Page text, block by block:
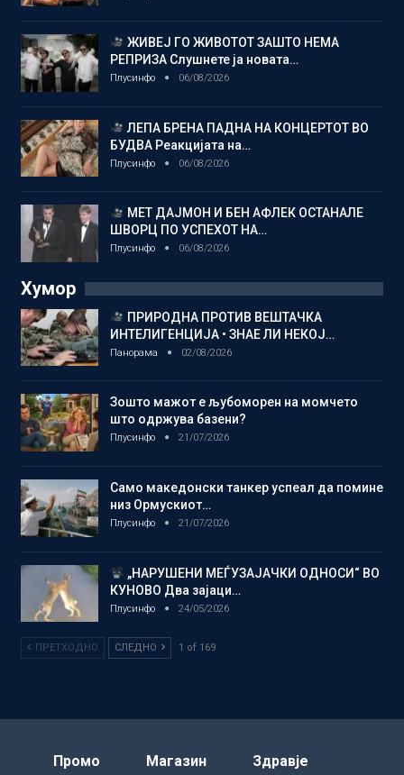
ЖИВЕЈ ГО ЖИВОТОТ ЗАШТО НЕМА
РЕПРИЗА Слушнете ја новата…
Плусинфо 06/08/2026
ЛЕПА БРЕНА ПАДНА НА КОНЦЕРТОТ ВО
БУДВА Реакцијата на…
Плусинфо 06/08/2026
МЕТ ДАЈМОН И БЕН АФЛЕК ОСТАНАЛЕ
ШВОРЦ ПО УСПЕХОТ НА…
Плусинфо 06/08/2026
Хумор
ПРИРОДНА ПРОТИВ ВЕШТАЧКА
ИНТЕЛИГЕНЦИЈА • ЗНАЕ ЛИ НЕКОЈ…
Панорама 02/08/2026
Зошто мажот е љубоморен на момчето
што одржува базени?
Плусинфо 21/07/2026
Само македонски танкер успеал да помине
низ Ормускиот…
Плусинфо 21/07/2026
„НАРУШЕНИ МЕЃУЗАЈАЧКИ ОДНОСИ“ ВО
КУНОВО Два зајаци…
Плусинфо 24/05/2026
ПРЕТХОДНО СЛЕДНО 1 of 169
Промо Магазин Здравје